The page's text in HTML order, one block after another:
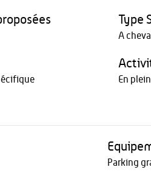
Type
A
En
Parking